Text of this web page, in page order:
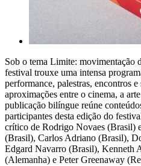
Sob o tema Limite: movimentação
festival trouxe uma intensa
performance, palestras, encontros
aproximações entre o cinema, a
publicação bilíngue reúne
participantes desta edição do
crítico de Rodrigo Novaes (Brasil)
(Brasil), Carlos Adriano (Brasil),
Edgard Navarro (Brasil), Kenneth
(Alemanha) e Peter Greenaway